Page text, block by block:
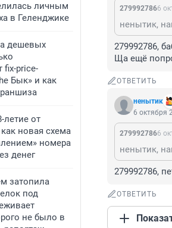
личным
в Геленджике
дешевых
fix-price-
Бык» и как
летие от
новая схема
номера
денег
затопила
под
не было в
2799927866
ненытик,
279992786,
Ща ещё
ОТВЕТИТЬ
ненытик
6 октября
2799927866
ненытик,
279992786,
ОТВЕТИТЬ